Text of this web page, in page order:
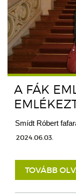
A FÁK
Smídt Róbert
2024.06.03.
TOVÁBB